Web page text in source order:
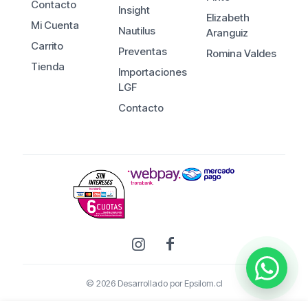
Contacto
Mi Cuenta
Carrito
Tienda
Insight
Nautilus
Preventas
Importaciones
LGF
Contacto
Elizabeth
Aranguiz
Romina Valdes
© 2026 Desarrollado porEpsilom.cl